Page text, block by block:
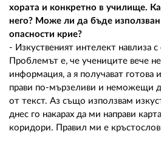
хората и конкретно в училище.
него? Може ли да бъде
опасности крие?
- Изкуственият интелект навлиза
Проблемът е, че учениците вече
информация, а я получават готова
прави по-мързеливи и неможещи
от текст. Аз също използвам
днес го накарах да ми направи
коридори. Правил ми е